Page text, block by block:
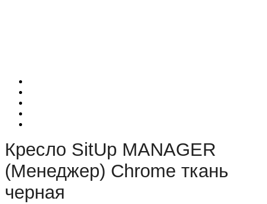
Кресло SitUp MANAGER
(Менеджер) Chrome ткань
черная